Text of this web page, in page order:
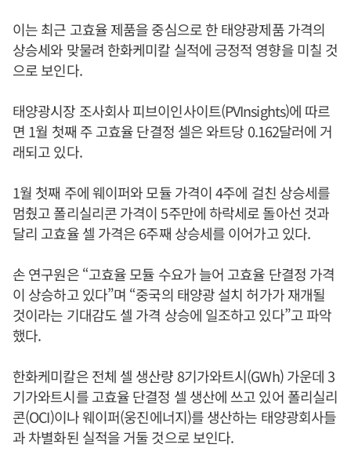
이는 최근 고효율 제품을 중심으로 한 태양광제품 가격의
상승세와 맞물려 한화케미칼 실적에 긍정적 영향을 미칠 것
으로 보인다.
태양광시장 조사회사 피브이인사이트(PVInsights)에 따르
면 1월 첫째 주 고효율 단결정 셀은 와트당 0.162달러에 거
래되고 있다.
1월 첫째 주에 웨이퍼와 모듈 가격이 4주에 걸친 상승세를
멈췄고 폴리실리콘 가격이 5주만에 하락세로 돌아선 것과
달리 고효율 셀 가격은 6주째 상승세를 이어가고 있다.
손 연구원은 “고효율 모듈 수요가 늘어 고효율 단결정 가격
이 상승하고 있다”며 “중국의 태양광 설치 허가가 재개될
것이라는 기대감도 셀 가격 상승에 일조하고 있다”고 파악
했다.
한화케미칼은 전체 셀 생산량 8기가와트시(GWh) 가운데 3
기가와트시를 고효율 단결정 셀 생산에 쓰고 있어 폴리실리
콘(OCI)이나 웨이퍼(웅진에너지)를 생산하는 태양광회사들
과 차별화된 실적을 거둘 것으로 보인다.